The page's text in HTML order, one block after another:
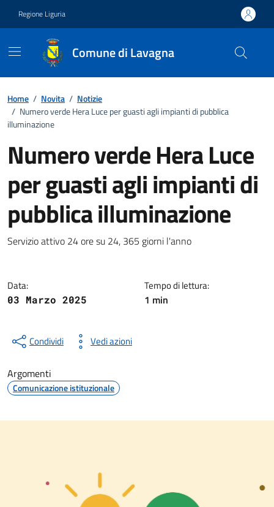
Regione Liguria
Comune di Lavagna
Home / Novita / Notizie
/ Numero verde Hera Luce per guasti agli impianti di pubblica
illuminazione
Numero verde Hera Luce
per guasti agli impianti di
pubblica illuminazione
Notizia
Servizio attivo 24 ore su 24, 365 giorni l'anno
Data:
03 Marzo 2025
Tempo di lettura:
1 min
Condividi Vedi azioni
Argomenti
Comunicazione istituzionale